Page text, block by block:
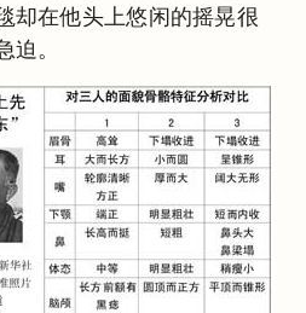
却在他头上悠闲的摇晃很
迫。